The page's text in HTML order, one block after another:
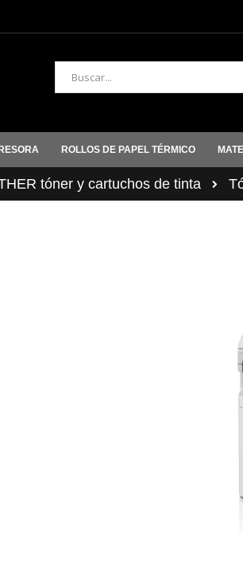
Buscar
ROLLOS DE PAPEL TÉRMICO
tóner y cartuchos de tinta